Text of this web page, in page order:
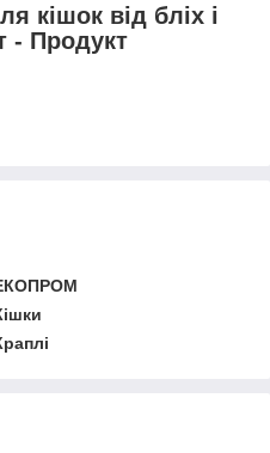
кішок від бліх і
- Продукт